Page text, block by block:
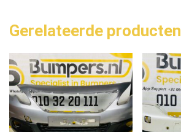
Gerelateerde producten